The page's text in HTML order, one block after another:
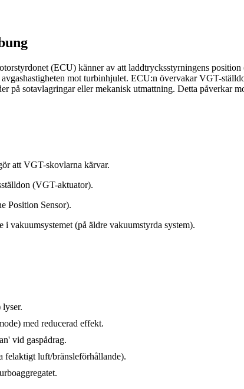
(ECU) känner av att laddtrycksstyrningens
mot turbinhjulet. ECU:n övervakar VGT-
på sotavlagringar eller mekanisk utmattning. Detta
att VGT-skovlarna kärvar.
(VGT-aktuator).
Position Sensor).
i vakuumsystemet (på äldre vakuumstyrda system).
med reducerad effekt.
vid gaspådrag.
felaktigt luft/bränsleförhållande).